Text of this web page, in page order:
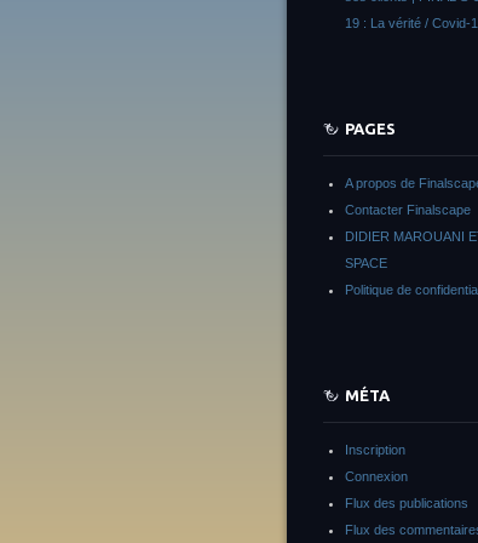
19 : La vérité / Covid-
PAGES
A propos de
Contacter Finalscape
DIDIER MAROUANI
SPACE
Politique de
MÉTA
Inscription
Connexion
Flux des publications
Flux des